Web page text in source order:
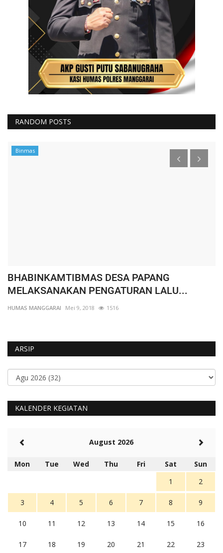
RANDOM POSTS
Binmas
BHABINKAMTIBMAS DESA PAPANG
MELAKSANAKAN PENGATURAN LALU...
HUMAS MANGGARAI Mei 9, 2018 1516
ARSIP
KALENDER KEGIATAN
August 2026
Mon Tue Wed Thu Fri Sat
Sun
1
2
3 4 5 6 7 8 9
10 11 12 13 14 15 16
17 18 19 20 21 22 23